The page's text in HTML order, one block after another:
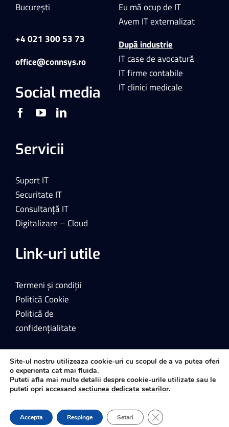
București
+4 021 300 53 73
office@connsys.ro
Social media
Eu mă ocup de IT
Avem IT externalizat
După industrie
IT case de avocatură
IT firme contabile
IT clinici medicale
Servicii
Suport IT
Securitate IT
Consultanță IT
Digitalizare – Cloud
Link-uri utile
Termeni și condiții
Politică Cookie
Politică de
confidențialitate
Site-ul nostru utilizeaza cookie-uri cu scopul de a va putea oferi
o experienta cat mai fluida.
Puteti afla mai multe detalii despre cookie-urile utilizate sau le
puteti opri accesand sectiunea dedicata setarilor.
Accepta Respinge Setari Close GDPR Cookie